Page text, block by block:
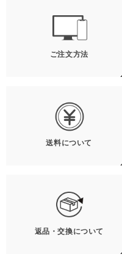
ご注文方法
送料について
返品・交換について